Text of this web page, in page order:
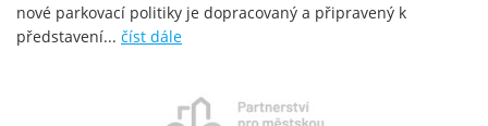
nové parkovací politiky je dopracovaný a připravený k
představení... číst dále